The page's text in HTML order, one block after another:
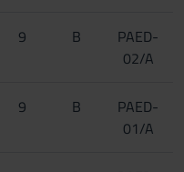
9 B
PAED-
02/A
9 B
PAED-
01/A